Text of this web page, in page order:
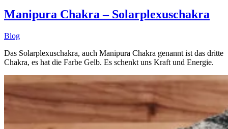
Manipura Chakra – Solarplexuschakra
Blog
Das Solarplexuschakra, auch Manipura Chakra genannt ist das dritte
Chakra, es hat die Farbe Gelb. Es schenkt uns Kraft und Energie.